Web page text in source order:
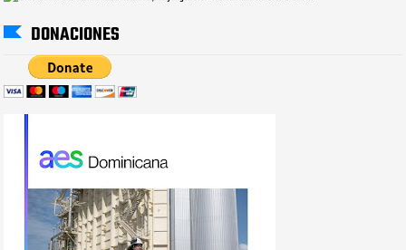
DONACIONES